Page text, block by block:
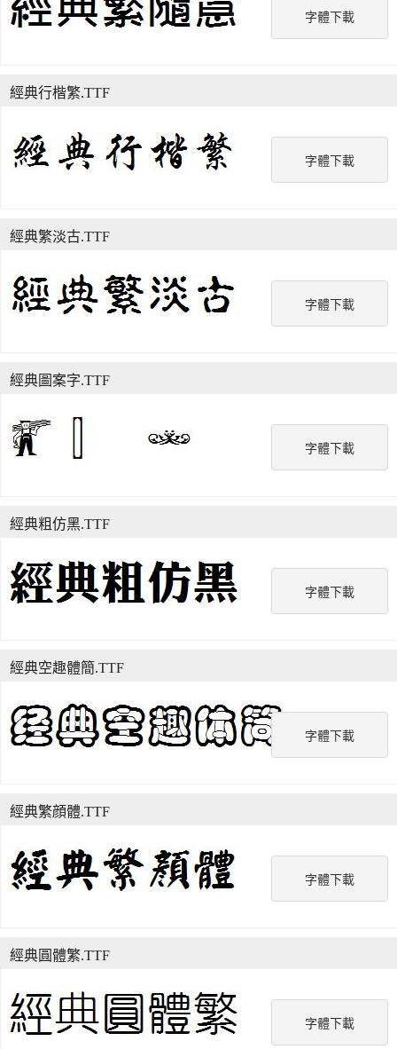
字體下載
字體下載
經典行楷繁.TTF
字體下載
經典繁淡古.TTF
字體下載
經典圖案字.TTF
字體下載
經典粗仿黑.TTF
字體下載
經典空趣體簡.TTF
字體下載
經典繁顔體.TTF
字體下載
經典圓體繁.TTF